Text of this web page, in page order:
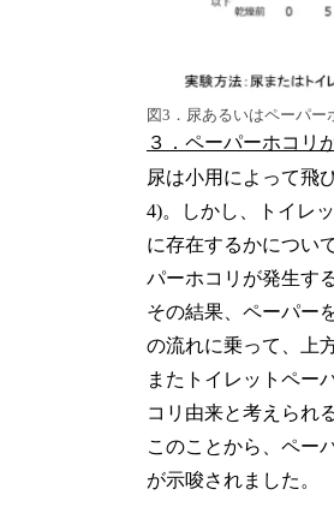
図3．尿あるいはペーパ
３．ペーパーホコリ
尿は小用によって飛
4)。しかし、トイレ
に存在するかについ
パーホコリが発生す
その結果、ペーパー
の流れに乗って、上
またトイレットペー
コリ由来と考えられ
このことから、ペー
が示唆されました。